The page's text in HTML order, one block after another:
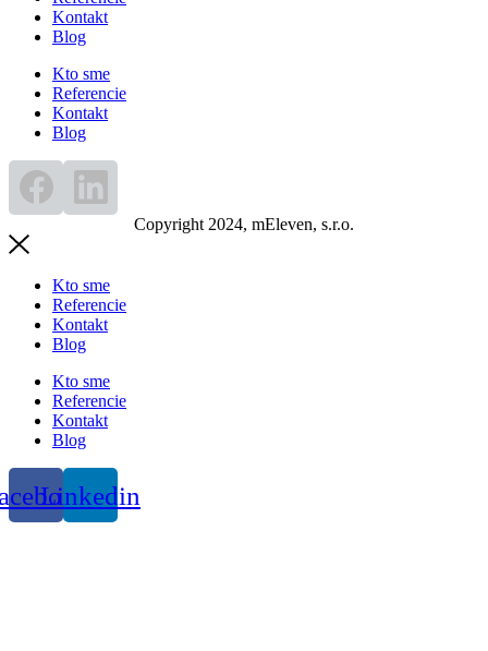
Kontakt
Blog
Kto sme
Referencie
Kontakt
Blog
Copyright 2024, mEleven, s.r.o.
Kto sme
Referencie
Kontakt
Blog
Kto sme
Referencie
Kontakt
Blog
Linkedin